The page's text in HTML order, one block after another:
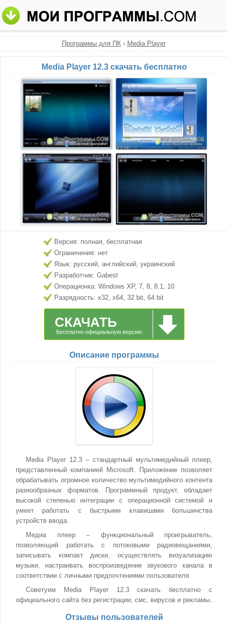
Программы для ПК› Media Player
Media Player 12.3 скачать бесплатно
Версия: полная, бесплатная
Ограничения: нет
Язык: русский, английский, украинский
Разработчик: Gabest
Операционка: Windows XP, 7, 8, 8.1, 10
Разрядность: x32, x64, 32 bit, 64 bit
СКАЧАТЬ
Бесплатно официальную версию
Описание программы
Media Player 12.3 – стандартный мультимедийный плеер,
представленный компанией Microsoft. Приложение позволяет
обрабатывать огромное количество мультимедийного контента
разнообразных форматов. Программный продукт, обладает
высокой степенью интеграции с операционной системой и
умеет работать с быстрыми клавишами большинства
устройств ввода.
Медиа плеер – функциональный проигрыватель,
позволяющий работать с потоковыми радиовещаниями,
записывать компакт диски, осуществлять визуализацию
музыки, настраивать воспроизведение звукового канала в
соответствии с личными предпочтениями пользователя.
Советуем Media Player 12.3 скачать бесплатно с
официального сайта без регистрации, смс, вирусов и рекламы.
Отзывы пользователей